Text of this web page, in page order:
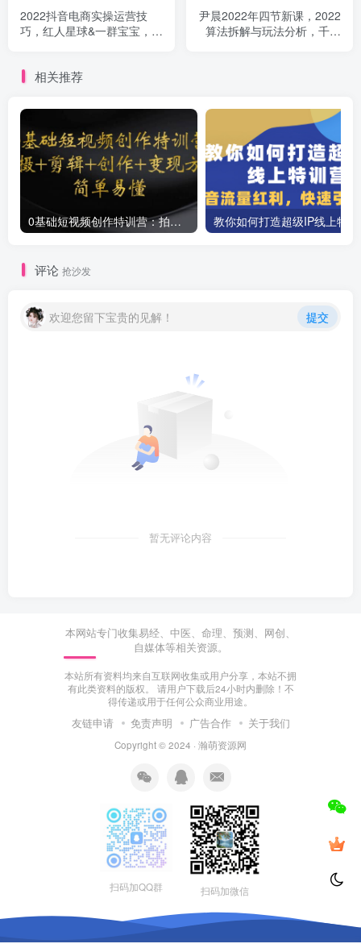
2022抖音电商实操运营技
巧，红人星球&一群宝宝，学
尹晨2022年四节新课，2022
算法拆解与玩法分析，千川
相关推荐
0基础短视频创作特训营：拍摄+剪辑+创作+变现方法
评论 抢沙发
欢迎您留下宝贵的见解！ 提交
暂无评论内容
本网站专门收集易经、中医、命理、预测、网创、
自媒体等相关资源。
本站所有资料均来自互联网收集或用户分享，本站不拥
有此类资料的版权。 请用户下载后24小时内删除！不
得传递或用于任何公众商业用途。
友链申请 免责声明 广告合作 关于我们
Copyright © 2024 · 瀚萌资源网
扫码加QQ群 扫码加微信